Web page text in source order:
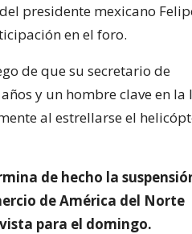
presidente mexicano
en el foro.
de que su secretario de
y un hombre clave en la
al estrellarse el
de hecho la
de América del Norte
para el domingo.